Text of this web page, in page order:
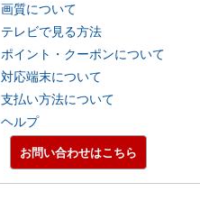
画質について
テレビで見る方法
ポイント・クーポンについて
対応端末について
支払い方法について
ヘルプ
お問い合わせはこちら